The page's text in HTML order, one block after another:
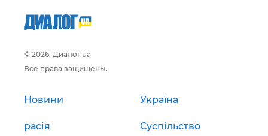
© 2026, Диалог.ua
Все права защищены.
Новини Україна
расія Суспільство